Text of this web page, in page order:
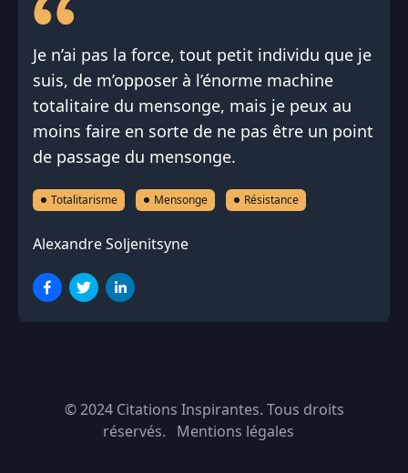
Je n’ai pas la force, tout petit individu que je
suis, de m’opposer à l’énorme machine
totalitaire du mensonge, mais je peux au
moins faire en sorte de ne pas être un point
de passage du mensonge.
Totalitarisme Mensonge Résistance
Alexandre Soljenitsyne
© 2024 Citations Inspirantes. Tous droits
réservés.
Mentions légales